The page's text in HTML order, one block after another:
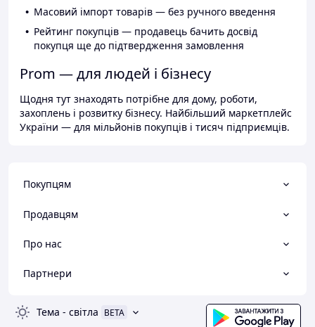
Масовий імпорт товарів — без ручного введення
Рейтинг покупців — продавець бачить досвід
покупця ще до підтвердження замовлення
Prom — для людей і бізнесу
Щодня тут знаходять потрібне для дому, роботи,
захоплень і розвитку бізнесу. Найбільший маркетплейс
України — для мільйонів покупців і тисяч підприємців.
Покупцям
Продавцям
Про нас
Партнери
Тема - світла BETA